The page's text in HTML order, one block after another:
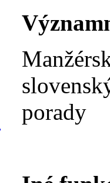
porady